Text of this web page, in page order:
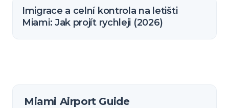
Imigrace a celní kontrola na letišti
Miami: Jak projít rychleji (2026)
Miami Airport Guide